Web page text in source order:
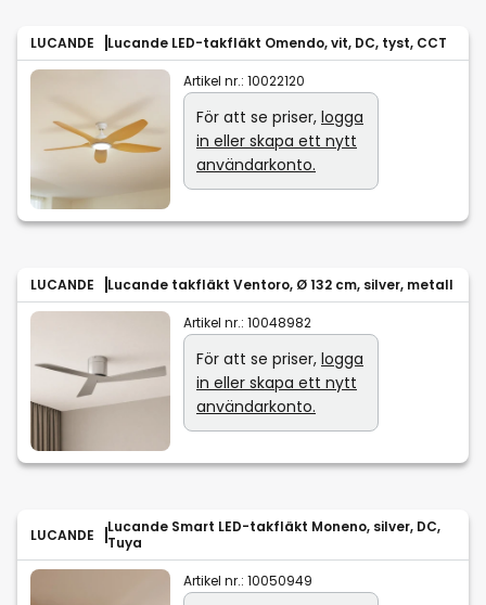
LUCANDE Lucande LED-takfläkt Omendo, vit, DC, tyst, CCT
Artikel nr.: 10022120
För att se priser, logga
in eller skapa ett nytt
användarkonto.
LUCANDE Lucande takfläkt Ventoro, Ø 132 cm, silver, metall
Artikel nr.: 10048982
För att se priser, logga
in eller skapa ett nytt
användarkonto.
LUCANDE
Lucande Smart LED-takfläkt Moneno, silver, DC,
Tuya
Artikel nr.: 10050949